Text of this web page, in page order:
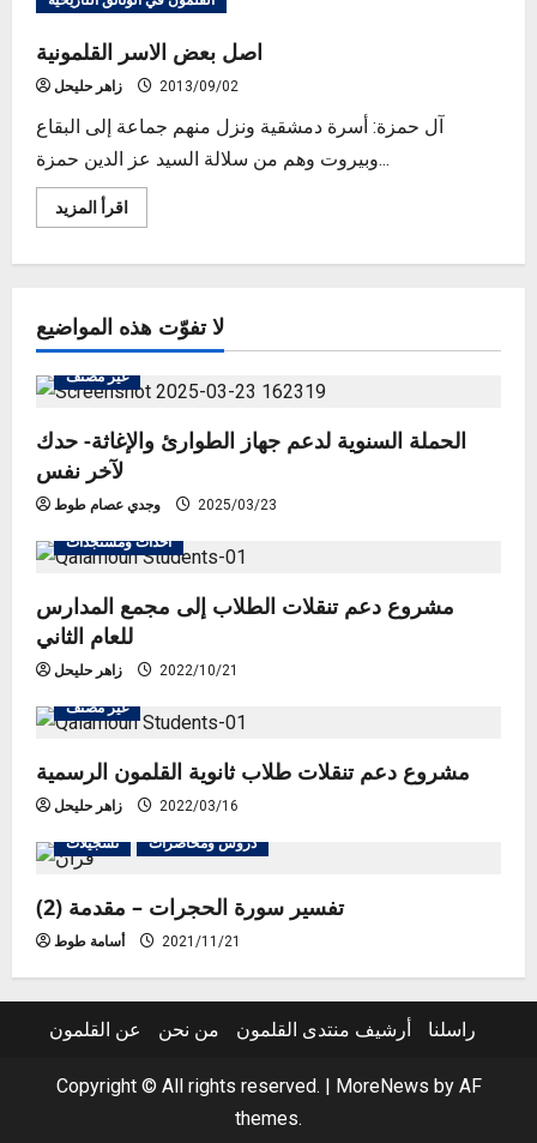
على
اصل بعض الاسر القلمونية
زاهر حليحل 2013/09/02
آل حمزة: أسرة دمشقية ونزل منهم جماعة إلى البقاع
وبيروت وهم من سلالة السيد عز الدين حمزة...
اقرأ المزيدRead
more
لا تفوّت هذه المواضيع
غير مصنف
الحملة السنوية لدعم جهاز الطوارئ والإغاثة- حدك
لآخر نفس
وجدي عصام طوط 2025/03/23
أحداث ومستجدات
مشروع دعم تنقلات الطلاب إلى مجمع المدارس
للعام الثاني
زاهر حليحل 2022/10/21
غير مصنف
مشروع دعم تنقلات طلاب ثانوية القلمون الرسمية
زاهر حليحل 2022/03/16
تسجيلات دروس ومحاضرات
تفسير سورة الحجرات – مقدمة (2)
أسامة طوط 2021/11/21
عن القلمون من نحن أرشيف منتدى القلمون راسلنا
Copyright © All rights reserved. | MoreNews by AF
themes.